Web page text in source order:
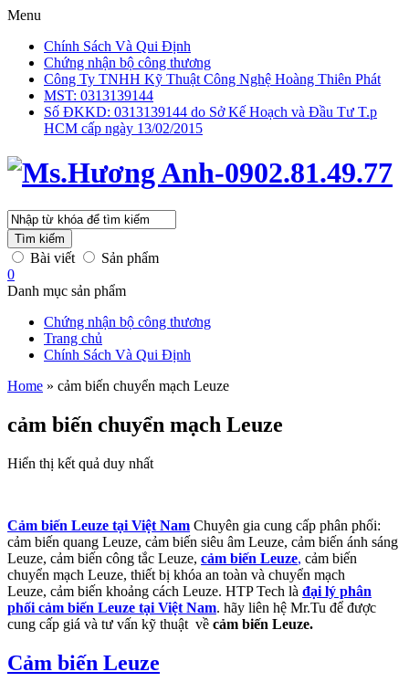
Menu
Chính Sách Và Qui Định
Chứng nhận bộ công thương
Công Ty TNHH Kỹ Thuật Công Nghệ Hoàng Thiên Phát
MST: 0313139144
Số ĐKKD: 0313139144 do Sở Kế Hoạch và Đầu Tư T.p
HCM cấp ngày 13/02/2015
Tìm kiếm
Bài viết
Sản phẩm
0
Danh mục sản phẩm
Chứng nhận bộ công thương
Trang chủ
Chính Sách Và Qui Định
Home » cảm biến chuyển mạch Leuze
cảm biến chuyển mạch Leuze
Hiển thị kết quả duy nhất
Cảm biến Leuze tại Việt Nam Chuyên gia cung cấp phân phối:
cảm biến quang Leuze, cảm biến siêu âm Leuze, cảm biến ánh sáng
Leuze, cảm biến công tắc Leuze, cảm biến Leuze, cảm biến
chuyển mạch Leuze, thiết bị khóa an toàn và chuyển mạch
Leuze, cảm biến khoảng cách Leuze. HTP Tech là đại lý phân
phối cảm biến Leuze tại Việt Nam. hãy liên hệ Mr.Tu để được
cung cấp giá và tư vấn kỹ thuật về cảm biến Leuze.
Cảm biến Leuze